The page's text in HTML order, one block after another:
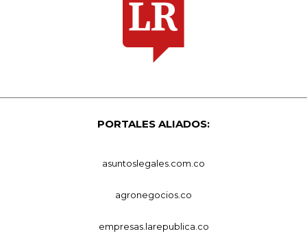
PORTALES ALIADOS:
asuntoslegales.com.co
agronegocios.co
empresas.larepublica.co